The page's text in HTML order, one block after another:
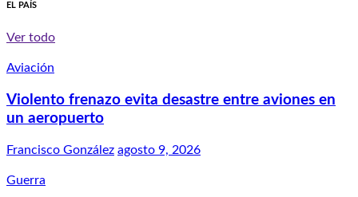
EL PAÍS
Ver todo
Aviación
Violento frenazo evita desastre entre aviones en
un aeropuerto
Francisco González agosto 9, 2026
Guerra